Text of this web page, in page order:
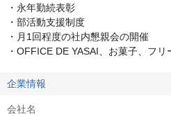
・永年勤続表彰
・部活動支援制度
・月1回程度の社内懇親会の開催
・OFFICE DE YASAI、お菓子、フ
企業情報
会社名